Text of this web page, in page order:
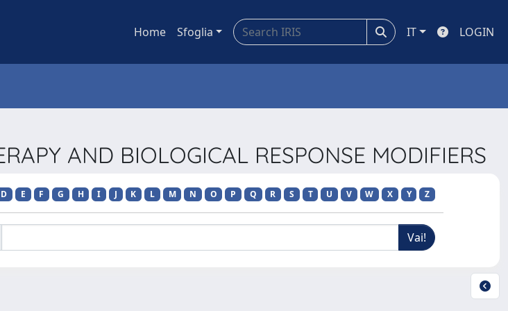
Home Sfoglia IT LOGIN
AND BIOLOGICAL RESPONSE MODIFIERS
D E F G H I J K L M N O P Q R S T U V W X Y Z